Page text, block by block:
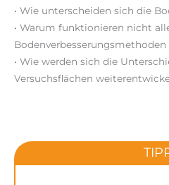
• Wie unterscheiden sich die
• Warum funktionieren nicht
• Wie werden sich die
Versuchsflächen